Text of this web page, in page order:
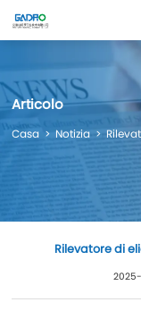
Articolo
Casa Notizia
Rilevatore di